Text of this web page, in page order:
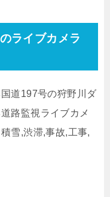
ライブカメラ
道197号の狩野川ダ
路監視ライブカメ
雪,渋滞,事故,工事,